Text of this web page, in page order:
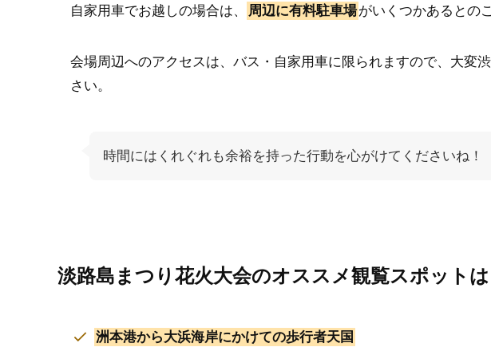
自家用車でお越しの場合は、 周辺に有料駐車場がいくつかあるとの
会場周辺へのアクセスは、バス・自家用車に限られますので、大変
さい。
時間にはくれぐれも余裕を持った行動を心がけてくださいね！
淡路島まつり花火大会のオススメ観覧スポットは
洲本港から大浜海岸にかけての歩行者天国